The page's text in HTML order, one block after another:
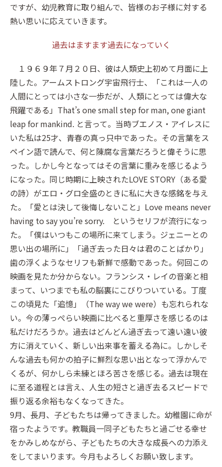
ですが、幼児教育に取り組んで、皆様のお子様に対する
熱い思いに応えていきます。
過去はますます過去になっていく
１９６９年７月２０日、彼は人類史上初めて月面に上
陸した。アームストロング宇宙飛行士、「これは一人の
人間にとっては小さな一歩だが、人類にとっては偉大な
飛躍である」That’s one small step for man, one giant
leap for mankind. と言って。当時ブエノス・アイレスに
いた私は25才、青春の真っ只中であった。その言葉をス
ペイン語で読んで、何と陳腐な言葉だろうと偉そうに思
った。しかし今となってはその言葉に重みを感じるよう
になった。同じ時期に上映されたLOVE STORY（ある愛
の詩）がエロ・グロ全盛のときに私に大きな感銘を与え
た。「愛とは決して後悔しないこと」Love means never
having to say you’re sorry. というセリフが流行になっ
た。「僕はいつもこの場所に来てしまう。ジェニーとの
思い出の場所に」「過ぎ去った日々は君のことばかり」
歯の浮くようなセリフも新鮮で感動であった。何回この
映画を見たか分からない。フランシス・レイの音楽と相
まって、いつまでも私の脳裏にこびりついている。丁度
この頃見た「追憶」（The way we were）も忘れられな
い。今の薄っぺらい映画に比べると重厚さを感じるのは
私だけだろうか。過去はどんどん過ぎ去って遠い遠い彼
方に消えていく、新しい出来事を蓄える為に。しかしそ
んな過去も何かの拍子に鮮烈な思い出となって浮かんで
くるが、何かしら未練とほろ苦さを感じる。過去は現在
に至る道程とは言え、人生の短さと過ぎ去るスピードで
振り返る余裕もなくなってきた。
9月、長月、子どもたちは帰ってきました。幼稚園に命が
宿ったようです。教職員一同子どもたちと過ごせる幸せ
をかみしめながら、子どもたちの大きな成長への力添え
をしてまいります。今月もよろしくお願い致します。